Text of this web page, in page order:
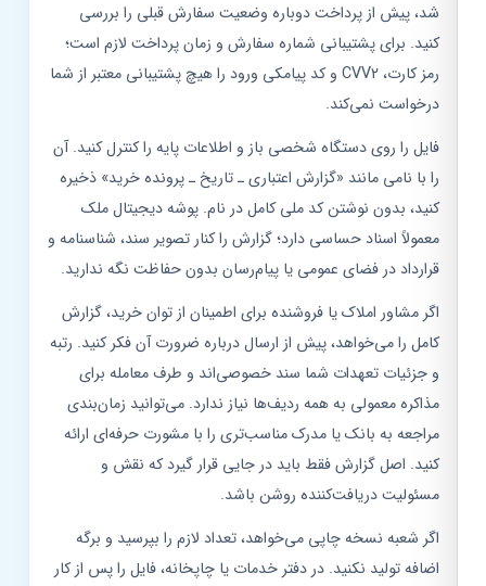
شد، پیش از پرداخت دوباره وضعیت سفارش قبلی را بررسی
کنید. برای پشتیبانی شماره سفارش و زمان پرداخت لازم است؛
رمز کارت، CVV2 و کد پیامکی ورود را هیچ پشتیبانی معتبر از شما
درخواست نمی‌کند.
فایل را روی دستگاه شخصی باز و اطلاعات پایه را کنترل کنید. آن
را با نامی مانند «گزارش اعتباری ـ تاریخ ـ پرونده خرید» ذخیره
کنید، بدون نوشتن کد ملی کامل در نام. پوشه دیجیتال ملک
معمولاً اسناد حساسی دارد؛ گزارش را کنار تصویر سند، شناسنامه و
قرارداد در فضای عمومی یا پیام‌رسان بدون حفاظت نگه ندارید.
اگر مشاور املاک یا فروشنده برای اطمینان از توان خرید، گزارش
کامل را می‌خواهد، پیش از ارسال درباره ضرورت آن فکر کنید. رتبه
و جزئیات تعهدات شما سند خصوصی‌اند و طرف معامله برای
مذاکره معمولی به همه ردیف‌ها نیاز ندارد. می‌توانید زمان‌بندی
مراجعه به بانک یا مدرک مناسب‌تری را با مشورت حرفه‌ای ارائه
کنید. اصل گزارش فقط باید در جایی قرار گیرد که نقش و
مسئولیت دریافت‌کننده روشن باشد.
اگر شعبه نسخه چاپی می‌خواهد، تعداد لازم را بپرسید و برگه
اضافه تولید نکنید. در دفتر خدمات یا چاپخانه، فایل را پس از کار